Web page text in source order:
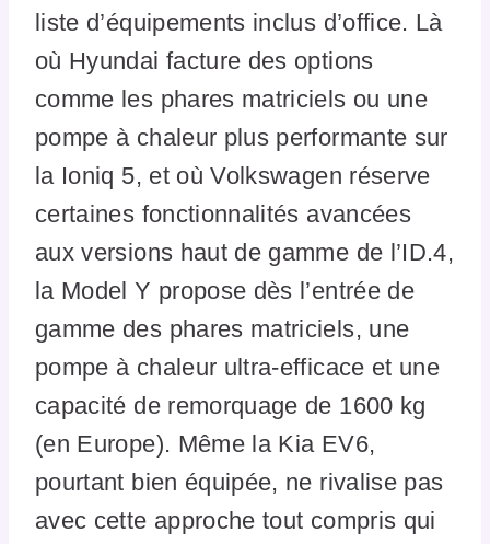
liste d’équipements inclus d’office. Là
où Hyundai facture des options
comme les phares matriciels ou une
pompe à chaleur plus performante sur
la Ioniq 5, et où Volkswagen réserve
certaines fonctionnalités avancées
aux versions haut de gamme de l’ID.4,
la Model Y propose dès l’entrée de
gamme des phares matriciels, une
pompe à chaleur ultra-efficace et une
capacité de remorquage de 1600 kg
(en Europe). Même la Kia EV6,
pourtant bien équipée, ne rivalise pas
avec cette approche tout compris qui